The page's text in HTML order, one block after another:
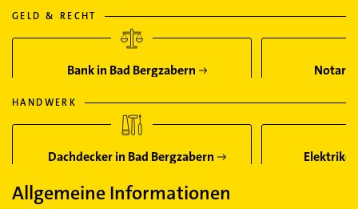
GELD & RECHT
Bank in Bad Bergzabern Notar
HANDWERK
Dachdecker in Bad Bergzabern
Allgemeine Informationen